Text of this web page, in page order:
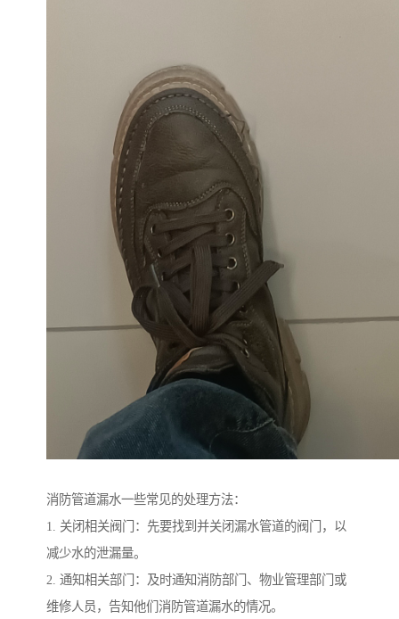
消防管道漏水一些常见的处理方法：
1. 关闭相关阀门：先要找到并关闭漏水管道的阀门，以
减少水的泄漏量。
2. 通知相关部门：及时通知消防部门、物业管理部门或
维修人员，告知他们消防管道漏水的情况。